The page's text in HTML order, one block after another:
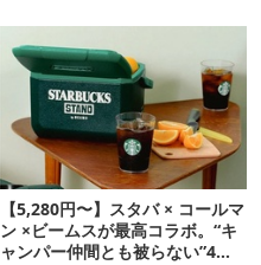
【5,280円〜】スタバ × コールマ
ン ×ビームスが最高コラボ。“キ
ャンパー仲間とも被らない”4ア